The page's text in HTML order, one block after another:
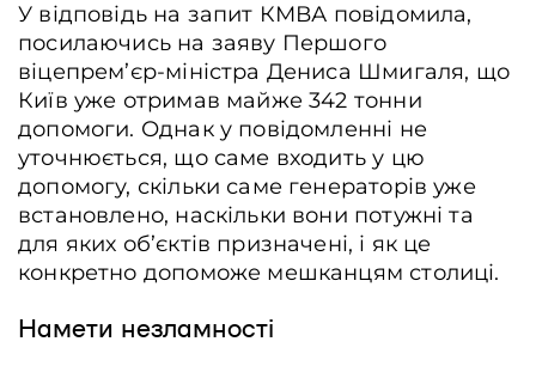
У відповідь на запит КМВА повідомила,
посилаючись на заяву Першого
віцепрем’єр-міністра Дениса Шмигаля, що
Київ уже отримав майже 342 тонни
допомоги. Однак у повідомленні не
уточнюється, що саме входить у цю
допомогу, скільки саме генераторів уже
встановлено, наскільки вони потужні та
для яких об’єктів призначені, і як це
конкретно допоможе мешканцям столиці.
Намети незламності